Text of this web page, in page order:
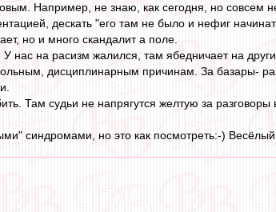
Например, не знаю, как сегодня, но совсем
дескать "его там не было и нефиг
но и много скандалит а поле.
нас на расизм жалился, там ябедничает на
дисциплинарным причинам. За базары-
Там судьи не напрягутся желтую за разговоры
синдромами, но это как посмотреть:-) Весёлый